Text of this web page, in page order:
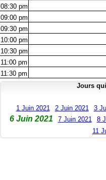
08:30 pm
09:00 pm
09:30 pm
10:00 pm
10:30 pm
11:00 pm
11:30 pm
Jours
1 Juin 2021 2 Juin 2021 3
6 Juin 2021 7 Juin 2021 8
11